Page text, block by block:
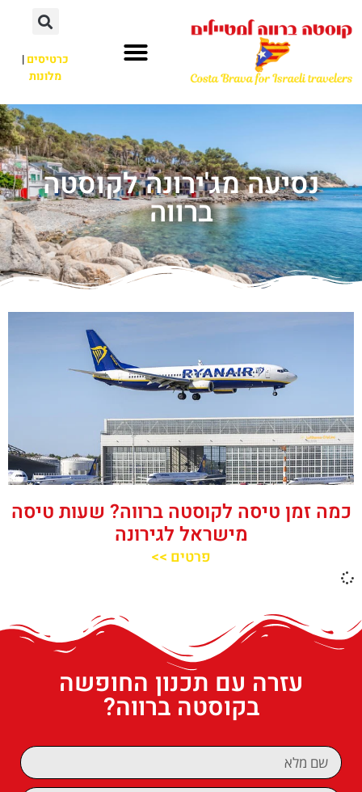
כרטיסים|
מלונות
נסיעה מג'ירונה לקוסטה
ברווה
כמה זמן טיסה לקוסטה ברווה? שעות טיסה
מישראל לגירונה
פרטים >>
עזרה עם תכנון החופשה
בקוסטה ברווה?